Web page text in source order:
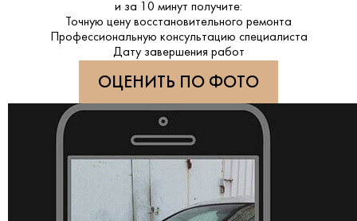
и за
10 минут получите:
Точную цену восстановительного ремонта
Профессиональную консультацию специалиста
Дату завершения работ
ОЦЕНИТЬ ПО ФОТО